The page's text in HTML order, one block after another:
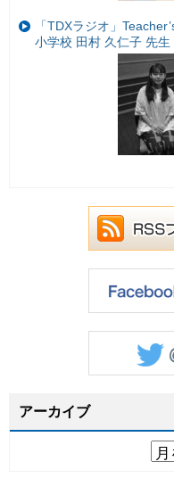
「TDXラジオ」
小学校 田村 久仁子 先生
アーカイブ